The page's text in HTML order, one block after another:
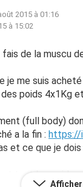
2015 à 01:16
à 15:02
de la muscu
je me suis
poids 4x1Kg
(full body)
a la fin : https://
et ce que je dois
tout les poids